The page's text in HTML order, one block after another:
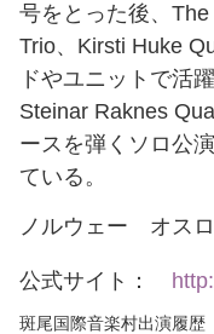
号をとった後、
Trio、Kirsti Huke
ドやユニットで活
Steinar Raknes
ースを弾くソロ公
ている。
ノルウェー オス
公式サイト：
斑尾国際音楽村出演履歴